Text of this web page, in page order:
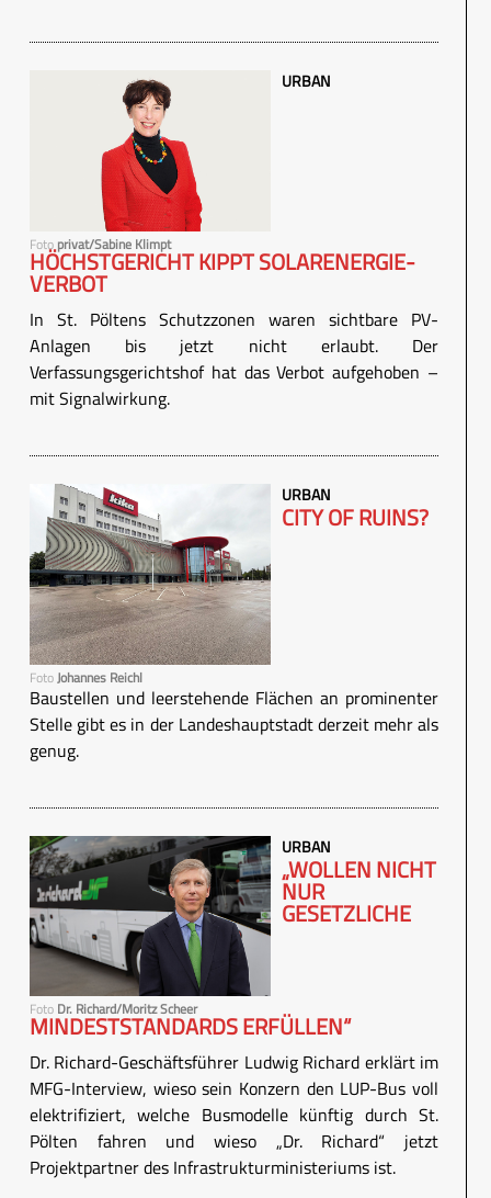
Foto privat/Sabine Klimpt
URBAN
HÖCHSTGERICHT KIPPT SOLARENERGIE-
VERBOT
In St. Pöltens Schutzzonen waren sichtbare PV-
Anlagen bis jetzt nicht erlaubt. Der
Verfassungsgerichtshof hat das Verbot aufgehoben –
mit Signalwirkung.
FotoJohannes Reichl
URBAN
CITY OF RUINS?
Baustellen und leerstehende Flächen an prominenter
Stelle gibt es in der Landeshauptstadt derzeit mehr als
genug.
Foto Dr. Richard/Moritz Scheer
URBAN
„WOLLEN NICHT
NUR
GESETZLICHE
MINDESTSTANDARDS ERFÜLLEN“
Dr. Richard-Geschäftsführer Ludwig Richard erklärt im
MFG-Interview, wieso sein Konzern den LUP-Bus voll
elektrifiziert, welche Busmodelle künftig durch St.
Pölten fahren und wieso „Dr. Richard“ jetzt
Projektpartner des Infrastrukturministeriums ist.